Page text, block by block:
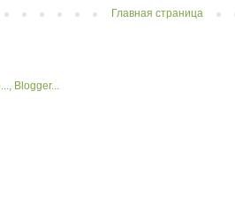
Главная страница